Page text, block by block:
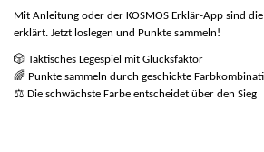
Mit Anleitung oder der KOSMOS Erklär-App sind
erklärt. Jetzt loslegen und Punkte sammeln!
🎲 Taktisches Legespiel mit Glücksfaktor
🌈 Punkte sammeln durch geschickte
⚖️ Die schwächste Farbe entscheidet über den Sieg